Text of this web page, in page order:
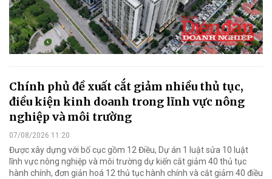
Chính phủ đề xuất cắt giảm nhiều thủ tục,
điều kiện kinh doanh trong lĩnh vực nông
nghiệp và môi trường
07/08/2026 11:20
Được xây dựng với bố cục gồm 12 Điều, Dự án 1 luật sửa 10 luật
lĩnh vực nông nghiệp và môi trường dự kiến cắt giảm 40 thủ tục
hành chính, đơn giản hoá 12 thủ tục hành chính và cắt giảm 40 điều